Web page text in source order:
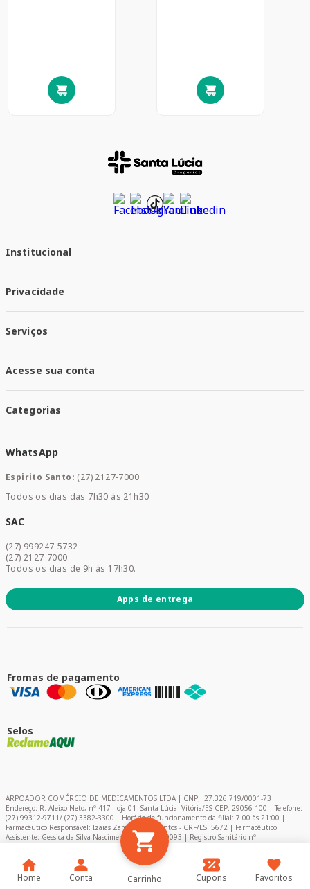
Home Conta Carrinho Cupons Favoritos
Institucional
Trabalhe conosco
Responsabilidade Social
Nossas Lojas
Privacidade
Política de Entrega
Trocas e Devoluções
Serviços
Santa Mais Exames
Santa Mais Serviços
Santa Mais Convenios
Acesse sua conta
Meus Pedidos
Categorias
Saúde e Bem-estar
Mamães e Bebê
Dermocosméticos
Promoções
WhatsApp
Espirito Santo: (27) 2127-7000
Todos os dias das 7h30 às 21h30
SAC
(27) 999247-5732
(27) 2127-7000
Todos os dias de 9h às 17h30.
Apps de entrega
Fromas de pagamento
Selos
ARPOADOR COMÉRCIO DE MEDICAMENTOS LTDA | CNPJ: 27.326.719/0001-73 |
Endereço: R. Aleixo Neto, nº 417- loja 01- Santa Lúcia- Vitória/ES CEP: 29056-100 | Telefone:
(27) 99312-9711/ (27) 3382-3300 | Horário de funcionamento da filial: 7:00 às 21:00 |
Farmacêutico Responsável: Izaias Zambelli dos Santos - CRF/ES: 5672 | Farmacêutico
Assistente: Gessica da Silva Nascimento – CRF/ES: 9093 | Registro Sanitário nº:
2024849/2020 | AFE: 0.11366-0 | Encarregado de Proteção de Dados (DPO) - Pablo Felipe
Campelo